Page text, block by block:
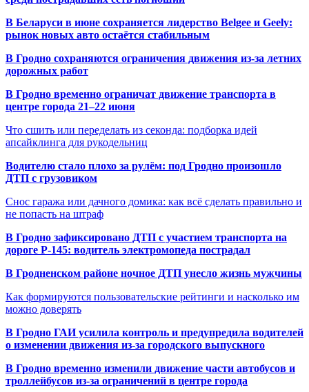
В Беларуси в июне сохраняется лидерство Belgee и Geely:
рынок новых авто остаётся стабильным
В Гродно сохраняются ограничения движения из-за летних
дорожных работ
В Гродно временно ограничат движение транспорта в
центре города 21–22 июня
Что сшить или переделать из секонда: подборка идей
апсайклинга для рукодельниц
Водителю стало плохо за рулём: под Гродно произошло
ДТП с грузовиком
Снос гаража или дачного домика: как всё сделать правильно и
не попасть на штраф
В Гродно зафиксировано ДТП с участием транспорта на
дороге Р-145: водитель электромопеда пострадал
В Гродненском районе ночное ДТП унесло жизнь мужчины
Как формируются пользовательские рейтинги и насколько им
можно доверять
В Гродно ГАИ усилила контроль и предупредила водителей
о изменении движения из-за городского выпускного
В Гродно временно изменили движение части автобусов и
троллейбусов из-за ограничений в центре города